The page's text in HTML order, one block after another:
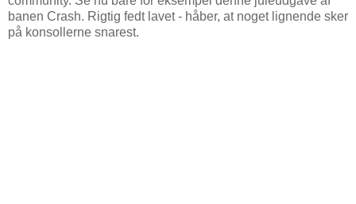
banen Crash. Rigtig fedt lavet - håber, at noget lignende sker
på konsollerne snarest.